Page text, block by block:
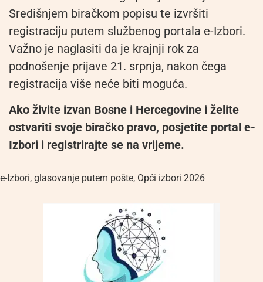
Središnjem biračkom popisu te izvršiti
registraciju putem službenog portala e-Izbori.
Važno je naglasiti da je krajnji rok za
podnošenje prijave 21. srpnja, nakon čega
registracija više neće biti moguća.
Ako živite izvan Bosne i Hercegovine i želite
ostvariti svoje biračko pravo, posjetite portal e-
Izbori i registrirajte se na vrijeme.
e-Izbori, glasovanje putem pošte, Opći izbori 2026